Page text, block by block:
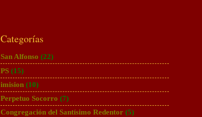
Categorías
San Alfonso (22)
PS (15)
imision (10)
Perpetuo Socorro (7)
Congregación del Santísimo Redentor (5)